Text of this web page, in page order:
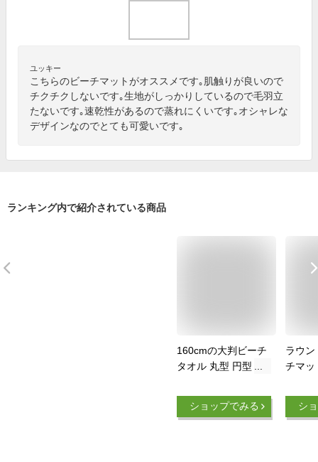
ユッキー
こちらのビーチマットがオススメです｡肌触りが良いので
チクチクしないです｡生地がしっかりしているので毛羽立
たないです｡速乾性があるので蒸れにくいです｡オシャレな
デザインなのでとても可愛いです｡
ランキング内で紹介されている商品
160cmの大判ビーチ
タオル 丸型 円型 大
ット バスタオル ソ
ファ ブランケット
ショップでみる
ラウン
チマッ
大判
全3種
シ